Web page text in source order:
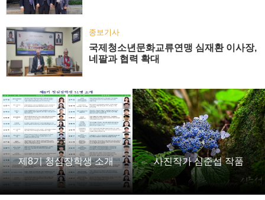
종보기사
국제청소년문화교류연맹 심재환 이사장,
네팔과 협력 확대
제8기 청심장학생 소개 사진작가 심준섭 작품